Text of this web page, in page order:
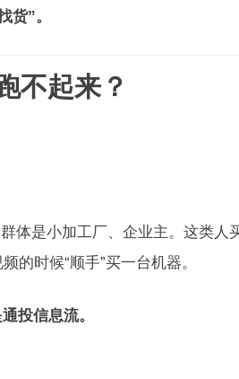
货”。
不起来？
体是小加工厂、企业主。这类人
的时候“顺手”买一台机器。
投信息流。